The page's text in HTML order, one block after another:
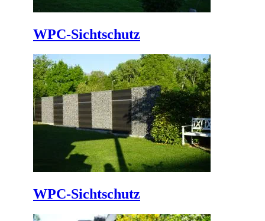
WPC-Sichtschutz
WPC-Sichtschutz